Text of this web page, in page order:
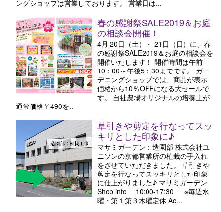
ングショップは営業しております。 営業日は...
春の感謝祭SALE2019＆お庭
の相談会開催！
4月 20日（土）・ 21日（日）に、春
の感謝祭SALE2019＆お庭の相談会を
開催いたします！ 開催時間は午前
10：00～午後5：30までです。 ガー
デニングショップでは、商品が表示
価格から10％OFFになる大セールで
す。 自社農場オリジナルの培養土が
通常価格￥490を...
草引きや剪定を行なってスッ
キリとした印象に♪
マサミガーデン：造園部 株式会社ユ
ニソンの京都営業所の植栽の手入れ
をさせていただきました。 草引きや
剪定を行なってスッキリとした印象
に仕上がりました♪ マサミガーデン
Shop info 10:00-17:30 ※毎週水
曜・第１第３木曜定休 Ac...